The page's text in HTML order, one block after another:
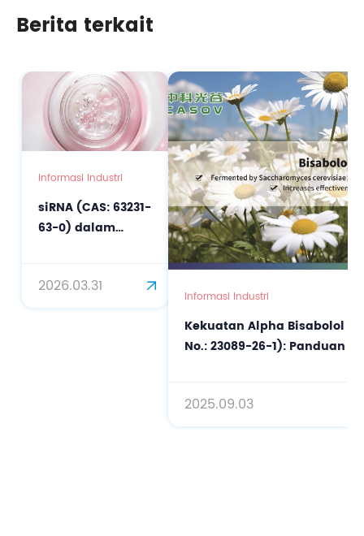
Berita terkait
Informasi Industri
siRNA (CAS: 63231-
63-0) dalam
Penekanan Gen
2026.03.31
Informasi Industri
Kekuatan Alpha Bisabolol
No.: 23089-26-1): Panduan
2025.09.03